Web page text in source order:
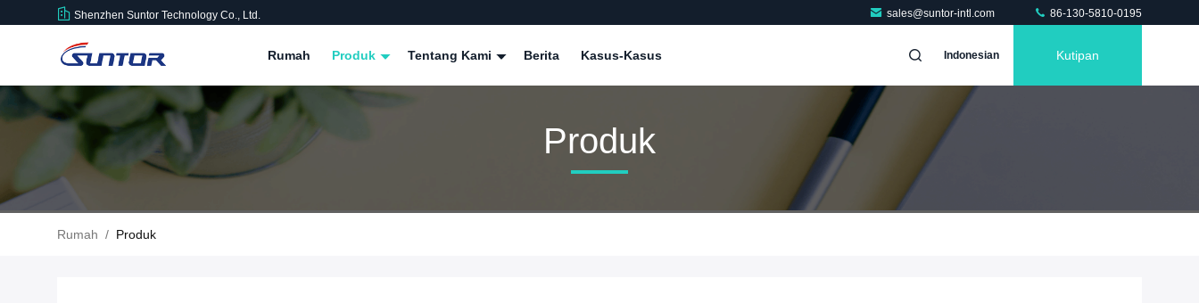
Shenzhen Suntor Technology Co., Ltd. sales@suntor-intl.com 86-130-5810-0195
Rumah Produk Tentang Kami Berita Kasus-Kasus Indonesian Kutipan
Produk
Rumah / Produk